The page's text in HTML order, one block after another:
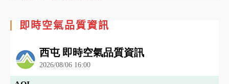
即時空氣品質資訊